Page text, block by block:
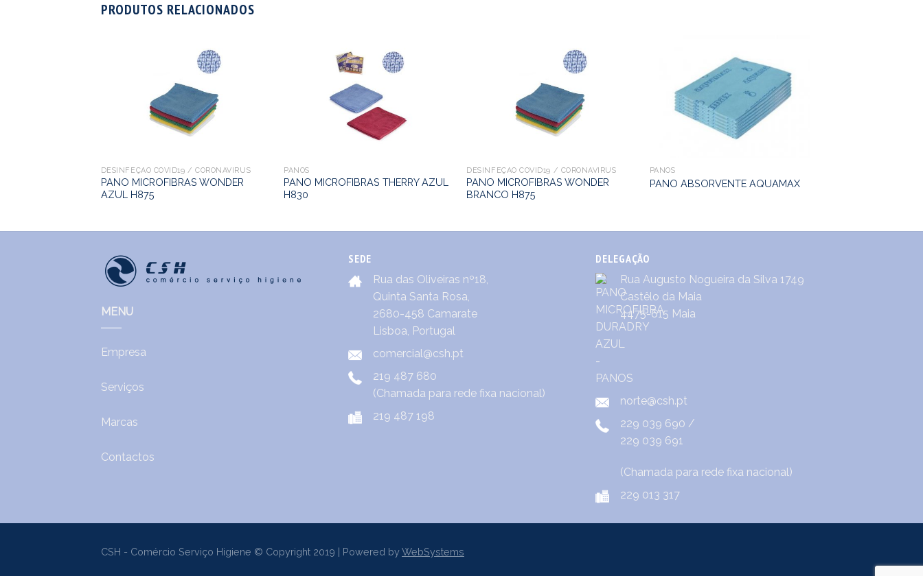
PRODUTOS RELACIONADOS
DESINFEÇÃO COVID19 / CORONAVIRUS
PANO MICROFIBRAS WONDER
AZUL H875
PANOS
PANO MICROFIBRAS THERRY AZUL
H830
DESINFEÇÃO COVID19 / CORONAVIRUS
PANO MICROFIBRAS WONDER
BRANCO H875
PANOS
PANO ABSORVENTE AQUAMAX
MENU
Empresa
Serviços
Marcas
Contactos
SEDE
Rua das Oliveiras nº18,
Quinta Santa Rosa,
2680-458 Camarate
Lisboa, Portugal
comercial@csh.pt
219 487 680
(Chamada para rede fixa nacional)
219 487 198
DELEGAÇÃO
Rua Augusto Nogueira da Silva 1749
Castêlo da Maia
4475-615 Maia
norte@csh.pt
229 039 690 /
229 039 691
(Chamada para rede fixa nacional)
229 013 317
CSH - Comércio Serviço Higiene © Copyright 2019 | Powered byWebSystems